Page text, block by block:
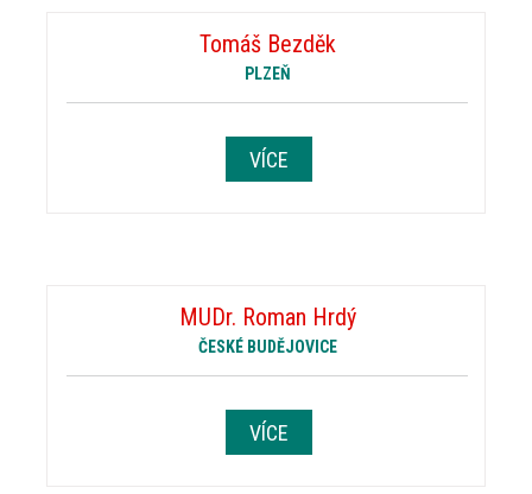
Tomáš Bezděk
PLZEŇ
VÍCE
MUDr. Roman Hrdý
ČESKÉ BUDĚJOVICE
VÍCE